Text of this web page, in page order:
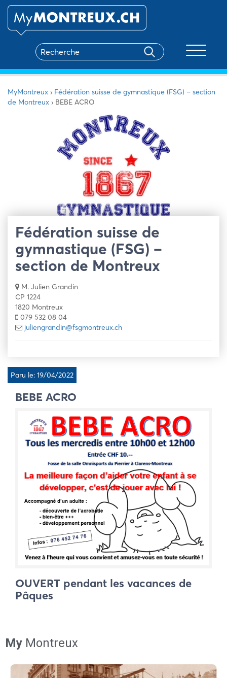
MyMontreux › Fédération suisse de gymnastique (FSG) – section
de Montreux › BEBE ACRO
Fédération suisse de
gymnastique (FSG) –
section de Montreux
M. Julien Grandin
CP 1224
1820 Montreux
079 532 08 04
juliengrandin@fsgmontreux.ch
Paru le: 19/04/2022
BEBE ACRO
OUVERT pendant les vacances de
Pâques
My Montreux